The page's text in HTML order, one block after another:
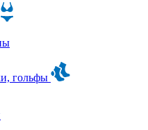
гольфы